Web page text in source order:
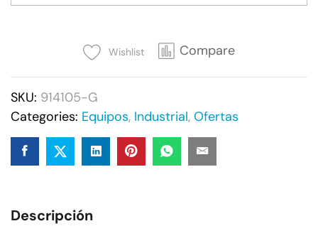
-
quantity
Wishlist Compare
SKU: 914105-G
Categories: Equipos, Industrial, Ofertas
Descripción